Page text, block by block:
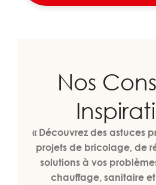
Nos
« Découvrez des astuces
projets de bricolage, de
solutions à vos
chauffage, sanitaire